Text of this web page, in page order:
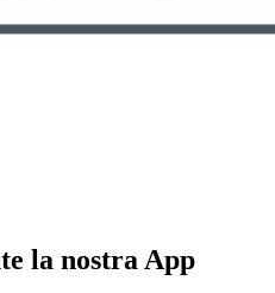
la nostra App